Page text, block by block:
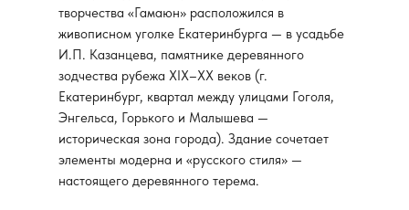
творчества «Гамаюн» расположился в
живописном уголке Екатеринбурга — в усадьбе
И.П. Казанцева, памятнике деревянного
зодчества рубежа XIX–XX веков (г.
Екатеринбург, квартал между улицами Гоголя,
Энгельса, Горького и Малышева —
историческая зона города). Здание сочетает
элементы модерна и «русского стиля» —
настоящего деревянного терема.